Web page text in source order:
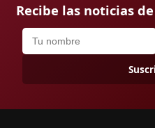
Recibe las noticias